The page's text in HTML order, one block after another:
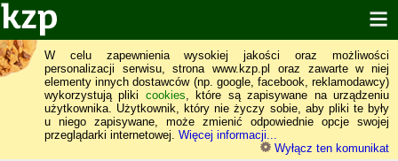
W celu zapewnienia wysokiej jakości oraz możliwości
personalizacji serwisu, strona www.kzp.pl oraz zawarte w niej
elementy innych dostawców (np. google, facebook, reklamodawcy)
wykorzystują pliki cookies, które są zapisywane na urządzeniu
użytkownika. Użytkownik, który nie życzy sobie, aby pliki te były
u niego zapisywane, może zmienić odpowiednie opcje swojej
przeglądarki internetowej. Więcej informacji...
Wyłącz ten komunikat